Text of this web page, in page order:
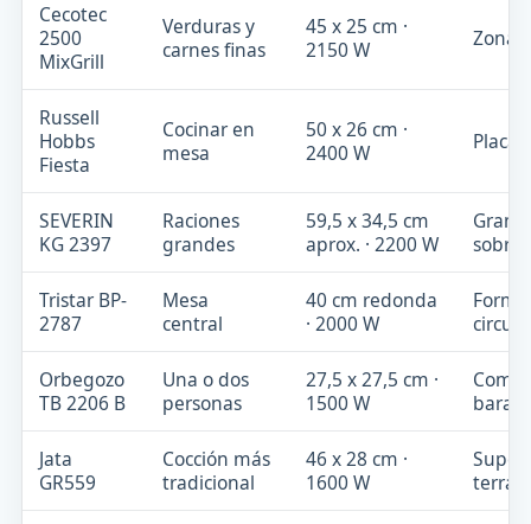
Cecotec
2500
MixGrill
Verduras y
carnes finas
45 x 25 cm ·
2150 W
Zona
Russell
Hobbs
Fiesta
Cocinar en
mesa
50 x 26 cm ·
2400 W
Placa
SEVERIN
KG 2397
Raciones
grandes
59,5 x 34,5 cm
aprox. · 2200 W
Gran
sobria
Tristar BP-
2787
Mesa
central
40 cm redonda
· 2000 W
Orbegozo
TB 2206 B
Una o dos
personas
27,5 x 27,5 cm ·
1500 W
barata
Jata
GR559
Cocción más
tradicional
46 x 28 cm ·
1600 W